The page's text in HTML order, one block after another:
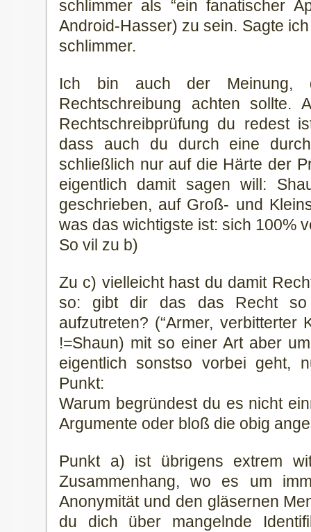
schlimmer als “ein fanatischer
Android-Hasser) zu sein. Sagte
schlimmer.
Ich bin auch der Meinung,
Rechtschreibung achten sollte.
Rechtschreibprüfung du redest
dass auch du durch eine
schließlich nur auf die Härte der
eigentlich damit sagen will:
geschrieben, auf Groß- und
was das wichtigste ist: sich 100%
So vil zu b)
Zu c) vielleicht hast du damit
so: gibt dir das das Recht so
aufzutreten? (“Armer, verbitterter
!=Shaun) mit so einer Art aber
eigentlich sonstso vorbei geht,
Punkt:
Warum begründest du es nicht
Argumente oder bloß die obig
Punkt a) ist übrigens extrem
Zusammenhang, wo es um
Anonymität und den gläsernen
du dich über mangelnde